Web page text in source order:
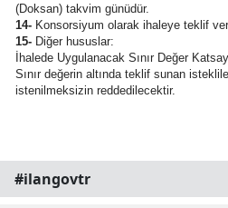
(Doksan) takvim günüdür.
14- Konsorsiyum olarak ihaleye teklif
15- Diğer hususlar:
İhalede Uygulanacak Sınır Değer
Sınır değerin altında teklif sunan
istenilmeksizin reddedilecektir.
#ilangovtr